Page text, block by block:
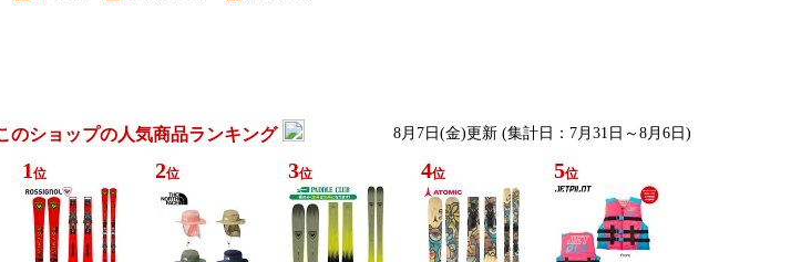
のショップの人気商品ランキング 8月7日(金)更新 (集計日：7月31日～8月6日)
1 位 2位 3位 4位 5位